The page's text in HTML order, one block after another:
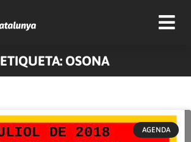
ETIQUETA: OSONA
AGENDA